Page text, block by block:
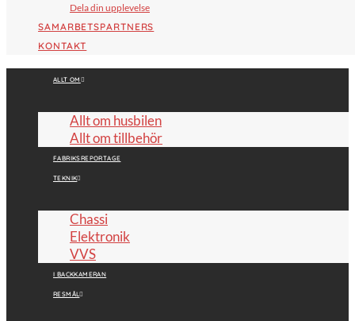
Dela din upplevelse
SAMARBETSPARTNERS
KONTAKT
ALLT OM
Allt om husbilen
Allt om tillbehör
FABRIKSREPORTAGE
TEKNIK
Chassi
Elektronik
VVS
I BACKKAMERAN
RESMÅL